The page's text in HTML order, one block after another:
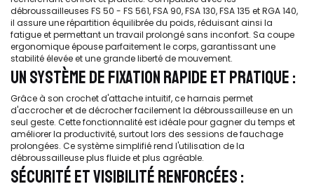
débroussailleuses FS 50 - FS 561, FSA 90, FSA 130, FSA 135 et RGA 140,
il assure une répartition équilibrée du poids, réduisant ainsi la
fatigue et permettant un travail prolongé sans inconfort. Sa coupe
ergonomique épouse parfaitement le corps, garantissant une
stabilité élevée et une grande liberté de mouvement.
UN SYSTÈME DE FIXATION RAPIDE ET PRATIQUE :
Grâce à son crochet d'attache intuitif, ce harnais permet
d'accrocher et de décrocher facilement la débroussailleuse en un
seul geste. Cette fonctionnalité est idéale pour gagner du temps et
améliorer la productivité, surtout lors des sessions de fauchage
prolongées. Ce système simplifié rend l'utilisation de la
débroussailleuse plus fluide et plus agréable.
SÉCURITÉ ET VISIBILITÉ RENFORCÉES :